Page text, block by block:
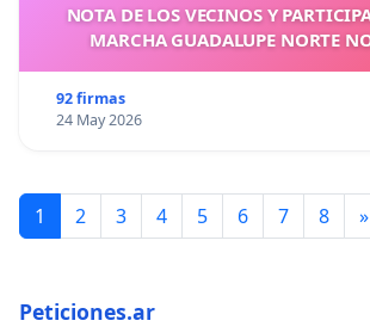
NOTA DE LOS VECINOS Y
MARCHA GUADALUPE NORTE
92 firmas
24 May 2026
1 2 3 4 5 6 7 8 »
Peticiones.ar